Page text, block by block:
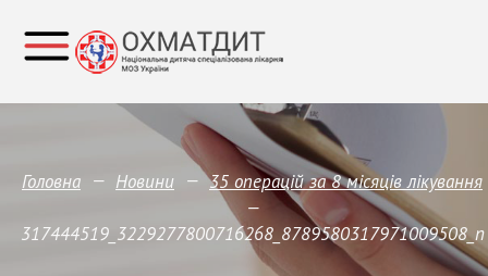
Головна — Новини — 35 операцій за 8 місяців лікування
—
317444519_3229277800716268_8789580317971009508_n